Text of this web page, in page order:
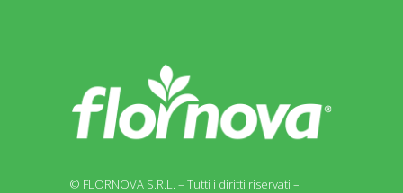
© FLORNOVA S.R.L. – Tutti i diritti riservati –